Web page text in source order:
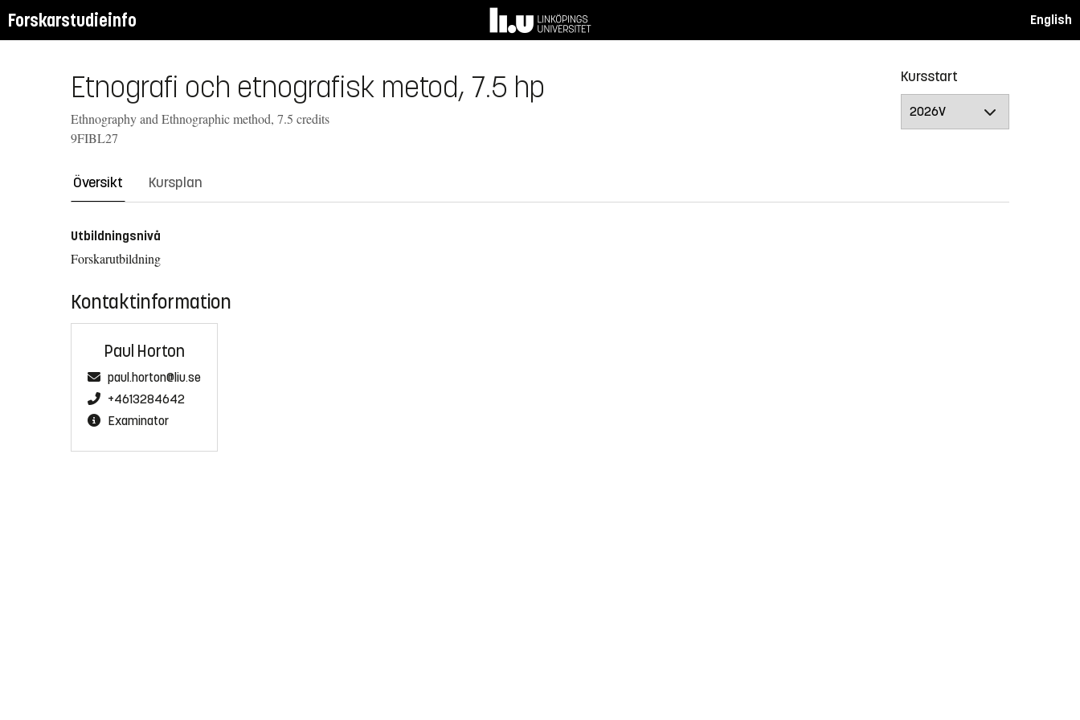
Forskarstudieinfo English
Etnografi och etnografisk metod, 7.5 hp
Ethnography and Ethnographic method, 7.5 credits
9FIBL27
Kursstart
Översikt Kursplan
Utbildningsnivå
Forskarutbildning
Kontaktinformation
Paul Horton
paul.horton@liu.se
+4613284642
Examinator